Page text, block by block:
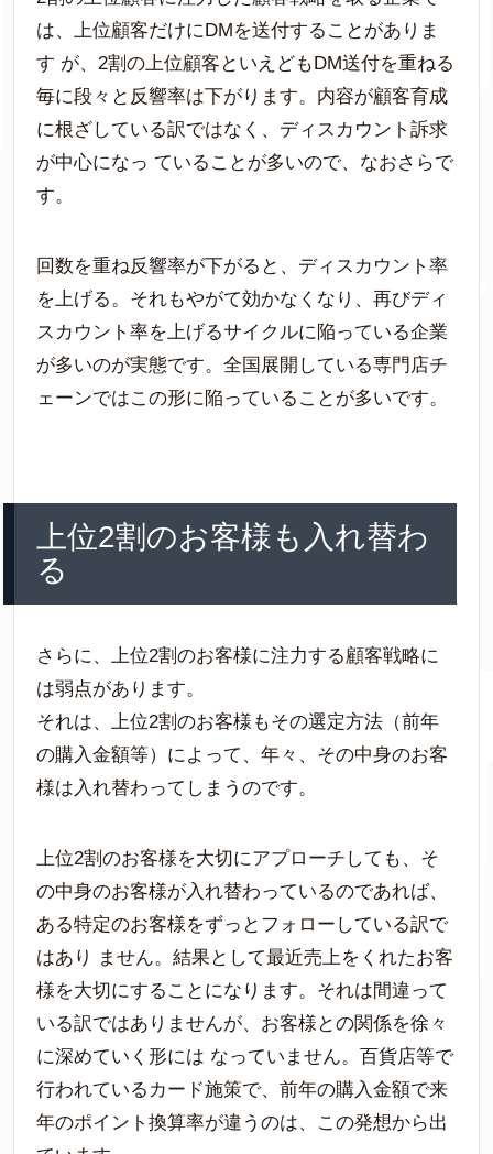
は、上位顧客だけにDMを送付することがありま
す が、2割の上位顧客といえどもDM送付を重ねる
毎に段々と反響率は下がります。内容が顧客育成
に根ざしている訳ではなく、ディスカウント訴求
が中心になっ ていることが多いので、なおさらで
す。
回数を重ね反響率が下がると、ディスカウント率
を上げる。それもやがて効かなくなり、再びディ
スカウント率を上げるサイクルに陥っている企業
が多いのが実態です。全国展開している専門店チ
ェーンではこの形に陥っていることが多いです。
上位2割のお客様も入れ替わ
る
さらに、上位2割のお客様に注力する顧客戦略に
は弱点があります。
それは、上位2割のお客様もその選定方法（前年
の購入金額等）によって、年々、その中身のお客
様は入れ替わってしまうのです。
上位2割のお客様を大切にアプローチしても、そ
の中身のお客様が入れ替わっているのであれば、
ある特定のお客様をずっとフォローしている訳で
はあり ません。結果として最近売上をくれたお客
様を大切にすることになります。それは間違って
いる訳ではありませんが、お客様との関係を徐々
に深めていく形には なっていません。百貨店等で
行われているカード施策で、前年の購入金額で来
年のポイント換算率が違うのは、この発想から出